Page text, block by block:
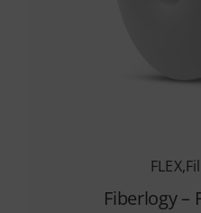
FLEX,
Fiberlogy –